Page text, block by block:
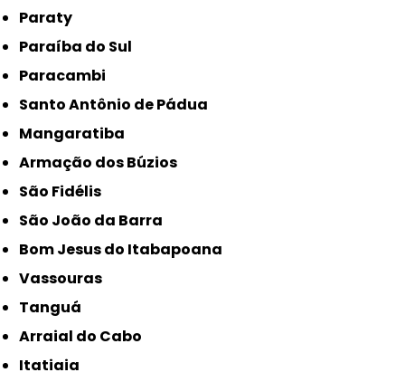
Paraty
Paraíba do Sul
Paracambi
Santo Antônio de Pádua
Mangaratiba
Armação dos Búzios
São Fidélis
São João da Barra
Bom Jesus do Itabapoana
Vassouras
Tanguá
Arraial do Cabo
Itatiaia